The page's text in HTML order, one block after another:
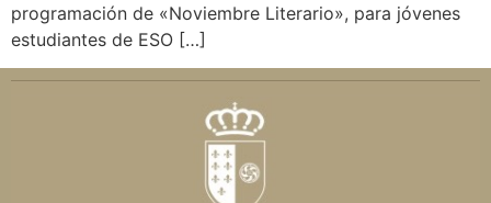
programación de «Noviembre Literario», para jóvenes
estudiantes de ESO […]